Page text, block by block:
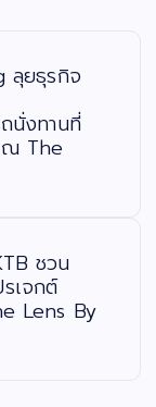
ลุยธุรกิจ
นั่งทานที่
ณ The
ชวน
เจกต์
Lens By